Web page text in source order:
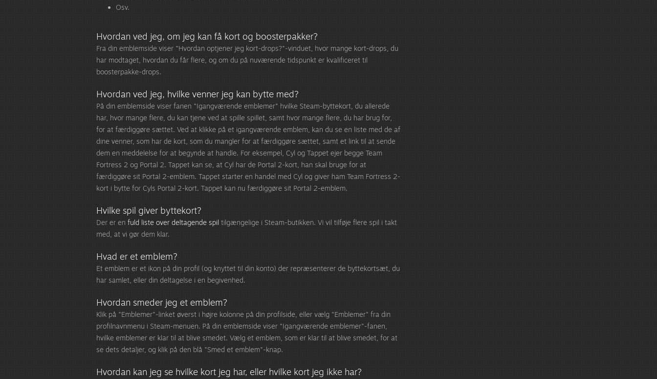
Osv.
Hvordan ved jeg, om jeg kan få kort og boosterpakker?
Fra din emblemside viser "Hvordan optjener jeg kort-drops?"-vinduet, hvor mange kort-drops, du
har modtaget, hvordan du får flere, og om du på nuværende tidspunkt er kvalificeret til
boosterpakke-drops.
Hvordan ved jeg, hvilke venner jeg kan bytte med?
På din emblemside viser fanen "Igangværende emblemer" hvilke Steam-byttekort, du allerede
har, hvor mange flere, du kan tjene ved at spille spillet, samt hvor mange flere, du har brug for,
for at færdiggøre sættet. Ved at klikke på et igangværende emblem, kan du se en liste med de af
dine venner, som har de kort, som du mangler for at færdiggøre sættet, samt et link til at sende
dem en meddelelse for at begynde at handle. For eksempel, Cyl og Tappet ejer begge Team
Fortress 2 og Portal 2. Tappet kan se, at Cyl har de Portal 2-kort, han skal bruge for at
færdiggøre sit Portal 2-emblem. Tappet starter en handel med Cyl og giver ham Team Fortress 2-
kort i bytte for Cyls Portal 2-kort. Tappet kan nu færdiggøre sit Portal 2-emblem.
Hvilke spil giver byttekort?
Der er en fuld liste over deltagende spil tilgængelige i Steam-butikken. Vi vil tilføje flere spil i takt
med, at vi gør dem klar.
Hvad er et emblem?
Et emblem er et ikon på din profil (og knyttet til din konto) der repræsenterer de byttekortsæt, du
har samlet, eller din deltagelse i en begivenhed.
Hvordan smeder jeg et emblem?
Klik på "Emblemer"-linket øverst i højre kolonne på din profilside, eller vælg "Emblemer" fra din
profilnavnmenu i Steam-menuen. På din emblemside viser "Igangværende emblemer"-fanen,
hvilke emblemer er klar til at blive smedet. Vælg et emblem, som er klar til at blive smedet, for at
se dets detaljer, og klik på den blå "Smed et emblem"-knap.
Hvordan kan jeg se hvilke kort jeg har, eller hvilke kort jeg ikke har?